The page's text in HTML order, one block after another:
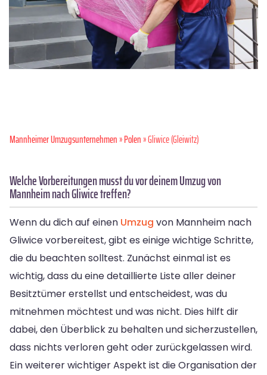
Mannheimer Umzugsunternehmen»Polen» Gliwice (Gleiwitz)
Welche Vorbereitungen musst du vor deinem Umzug von
Mannheim nach Gliwice treffen?
Wenn du dich auf einen Umzug von Mannheim nach
Gliwice vorbereitest, gibt es einige wichtige Schritte,
die du beachten solltest. Zunächst einmal ist es
wichtig, dass du eine detaillierte Liste aller deiner
Besitztümer erstellst und entscheidest, was du
mitnehmen möchtest und was nicht. Dies hilft dir
dabei, den Überblick zu behalten und sicherzustellen,
dass nichts verloren geht oder zurückgelassen wird.
Ein weiterer wichtiger Aspekt ist die Organisation der